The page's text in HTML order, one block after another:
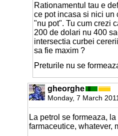
Rationamentul tau e
ce pot incasa si nici un
"nu pot". Tu cum crezi
200 de dolari nu 400
intersectia curbei
sa fie maxim ?
Preturile nu se
gheorghe
Monday, 7 March 2011
La petrol se formeaza,
farmaceutice, whatever,